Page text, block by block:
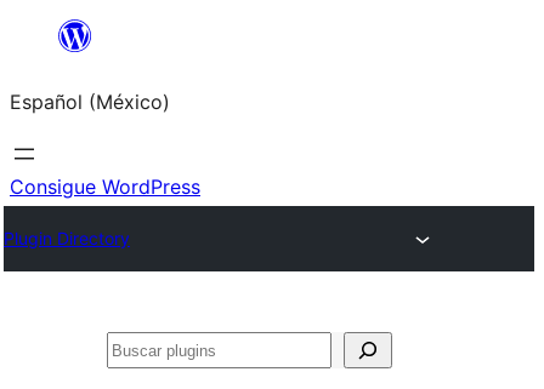
Saltar
contenido
Español (México)
Consigue WordPress
Plugin Directory
Buscar